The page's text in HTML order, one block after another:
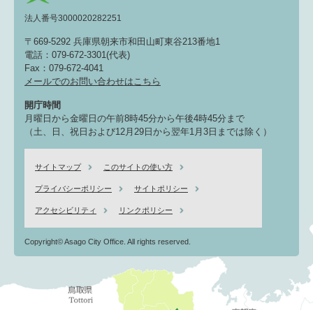
法人番号3000020282251
〒669-5292 兵庫県朝来市和田山町東谷213番地1
電話：079-672-3301(代表)
Fax：079-672-4041
メールでのお問い合わせはこちら
開庁時間
月曜日から金曜日の午前8時45分から午後4時45分まで
（土、日、祝日および12月29日から翌年1月3日までは除く）
サイトマップ このサイトの使い方
プライバシーポリシー サイトポリシー
アクセシビリティ リンクポリシー
Copyright© Asago City Office. All rights reserved.